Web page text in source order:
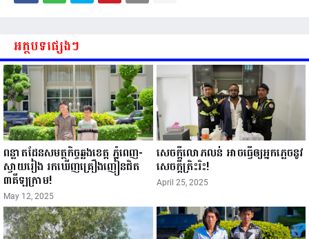
អត្ថបទផ្សេងៗ
ពន្លាតដែនសមត្ថកិច្ចឆ្លងខេត្ត ភ្នំពេញ-
ស្វាយរៀង រកឃើញគ្រឿងញៀនជិត
៣គីឡូក្រាម!
May 12, 2025
សេចក្តីលោភលន់ អាចធ្វើឲ្យអ្នកភ្លេចនូវ
សេចក្តីត្រិះរិះ!
April 25, 2025